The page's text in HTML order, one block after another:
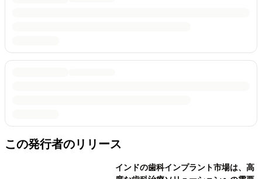
この発行者のリリース
インドの歯科インプラント市場は、高